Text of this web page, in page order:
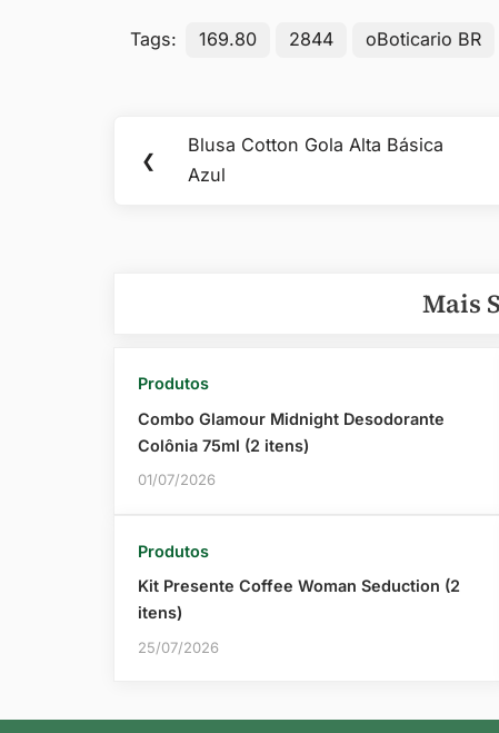
Tags: 169.80 2844 oBoticario BR
Navegação
de
❮
Previous
Post:
Blusa Cotton Gola Alta Básica
Azul
Mais
Produtos
Combo Glamour Midnight Desodorante
Colônia 75ml (2 itens)
01/07/2026
Produtos
Kit Presente Coffee Woman Seduction (2
itens)
25/07/2026